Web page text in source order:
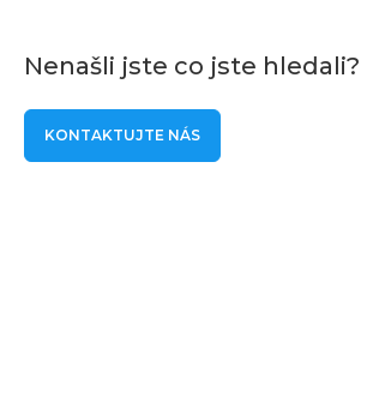
Nenašli jste co jste hledali?
KONTAKTUJTE NÁS